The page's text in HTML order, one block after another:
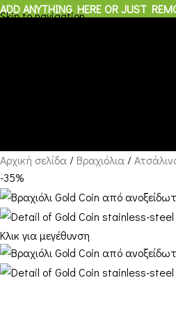
Skip to navigation
ADD ANYTHING HERE OR JUST
Αρχική σελίδα Βραχιόλια
-35%
Κλικ για μεγέθυνση